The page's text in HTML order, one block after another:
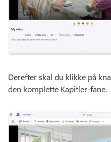
Derefter skal du klikke på
den komplette Kapitler-fane.